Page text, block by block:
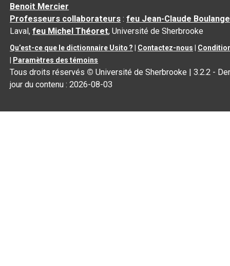
Benoit Mercier
Professeurs collaborateurs :feu Jean-Claude
Laval,feu Michel Théoret, Université de Sherbrooke
Qu’est-ce que le dictionnaire Usito ? Contactez-nous
Paramètres des témoins
Tous droits réservés © Université de Sherbrooke |3.2.2 -
jour du contenu :2026-08-03